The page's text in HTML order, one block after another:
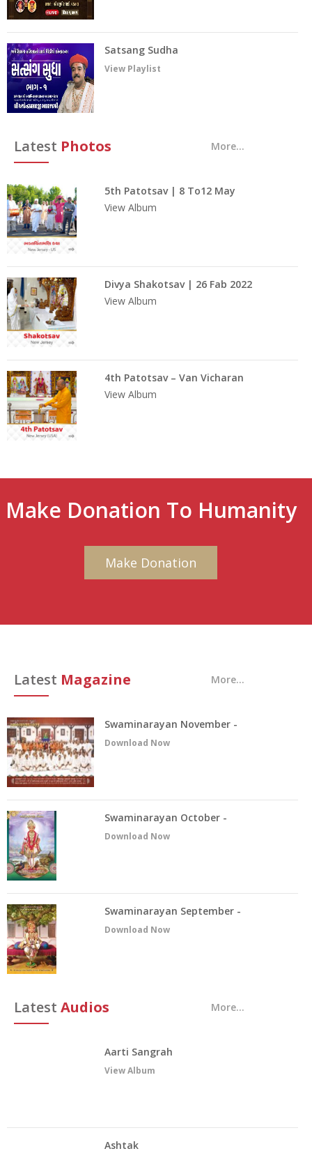
Latest Photos More...
5th Patotsav | 8 To12 May
2022
View Album
Divya Shakotsav | 26 Fab 2022
View Album
4th Patotsav – Van Vicharan
Katha | 5th To 12th June 2021
View Album
Satsang Sudha
View Playlist
Make Donation To Humanity
Make Donation
Latest Audios More...
Aarti Sangrah
View Album
Ashtak
Latest Magazine More...
Swaminarayan November -
Chintan
Download Now
Swaminarayan October -
Chintan
Download Now
Swaminarayan September -
Chintan
Download Now